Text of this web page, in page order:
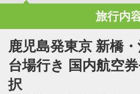
旅行内
鹿児島発東京 新橋
台場行き 国内航空
択